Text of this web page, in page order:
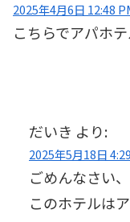
2025年4月6日 12:48
こちらでアパホ
だいき より:
2025年5月18日
ごめんなさい
このホテルは